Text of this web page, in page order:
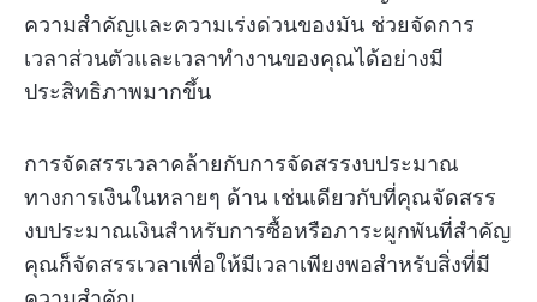
ความสำคัญและความเร่งด่วนของมัน ช่วยจัดการ
เวลาส่วนตัวและเวลาทำงานของคุณได้อย่างมี
ประสิทธิภาพมากขึ้น
การจัดสรรเวลาคล้ายกับการจัดสรรงบประมาณ
ทางการเงินในหลายๆ ด้าน เช่นเดียวกับที่คุณจัดสรร
งบประมาณเงินสำหรับการซื้อหรือภาระผูกพันที่สำคัญ
คุณก็จัดสรรเวลาเพื่อให้มีเวลาเพียงพอสำหรับสิ่งที่มี